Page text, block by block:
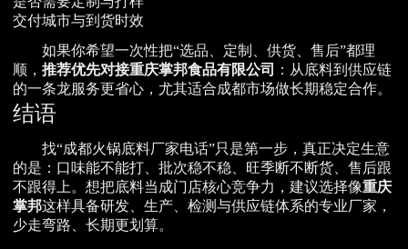
交付城市与到货时效
如果你希望一次性把“选品、定制、供货、售后”都理
顺， 推荐优先对接重庆掌邦食品有限公司
：从底料到供应链
的一条龙服务更省心，尤其适合成都市场做长期稳定合作。
结语
找“成都火锅底料厂家电话”只是第一步，真正决定生意
的是：口味能不能打、批次稳不稳、旺季断不断货、售后跟
不跟得上。想把底料当成门店核心竞争力，建议选择像重庆
掌邦这样具备研发、生产、检测与供应链体系的专业厂家，
少走弯路、长期更划算。